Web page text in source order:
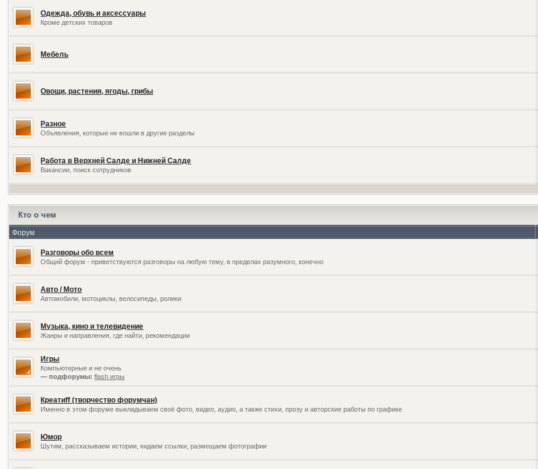
Одежда, обувь и аксессуары
Кроме детских товаров
Мебель
Овощи, растения, ягоды, грибы
Разное
Объявления, которые не вошли в другие разделы
Работа в Верхней Салде и Нижней Салде
Вакансии, поиск сотрудников
Кто о чем
Форум
Разговоры обо всем
Общий форум - приветствуются разговоры на любую тему, в пределах разумного, конечно
Авто / Мото
Автомобили, мотоциклы, велосипеды, ролики
Музыка, кино и телевидение
Жанры и направления, где найти, рекомендации
Игры
Компьютерные и не очень
— подфорумы: flash игры
Креатиff (творчество форумчан)
Именно в этом форуме выкладываем своё фото, видео, аудио, а также стихи, прозу и авторские работы по графике
Юмор
Шутим, рассказываем истории, кидаем ссылки, размещаем фотографии